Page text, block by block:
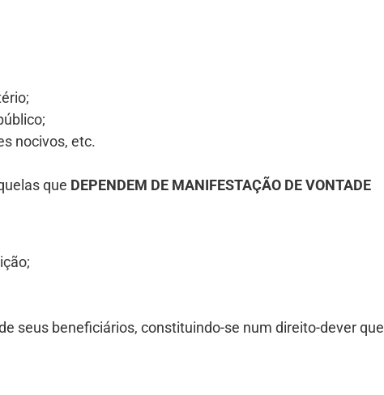
nocivos, etc.
que DEPENDEM DE MANIFESTAÇÃO DE VONTADE
seus beneficiários, constituindo-se num direito-dever que